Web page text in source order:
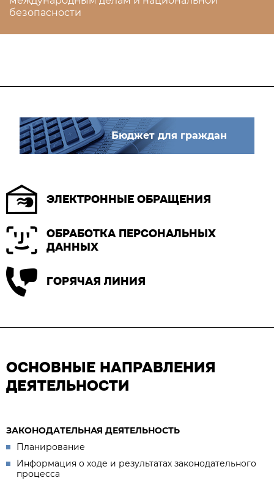
безопасности
Бюджет для граждан
ЭЛЕКТРОННЫЕ ОБРАЩЕНИЯ
ОБРАБОТКА ПЕРСОНАЛЬНЫХ
ДАННЫХ
ГОРЯЧАЯ ЛИНИЯ
ОСНОВНЫЕ НАПРАВЛЕНИЯ
ДЕЯТЕЛЬНОСТИ
ЗАКОНОДАТЕЛЬНАЯ ДЕЯТЕЛЬНОСТЬ
Планирование
Информация о ходе и результатах законодательного
процесса